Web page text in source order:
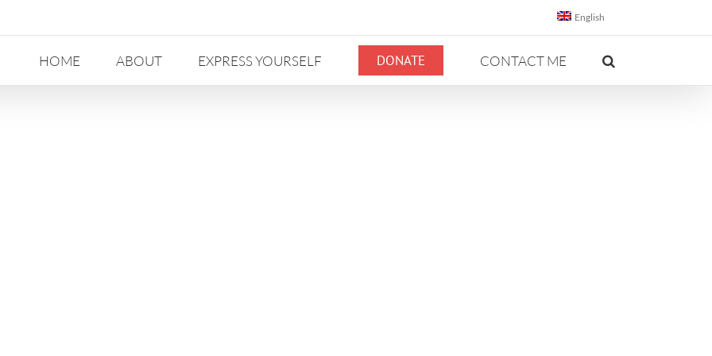
English
HOME ABOUT EXPRESS YOURSELF DONATE CONTACT ME